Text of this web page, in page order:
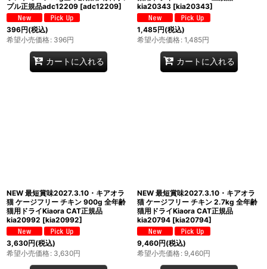
プル正規品adc12209 [adc12209]
396円(税込)
希望小売価格: 396円
カートに入れる
kia20343 [kia20343]
1,485円(税込)
希望小売価格: 1,485円
カートに入れる
NEW 最短賞味2027.3.10・キアオラ
猫 ケージフリー チキン 900g 全年齢
猫用ドライKiaora CAT正規品
kia20992 [kia20992]
3,630円(税込)
希望小売価格: 3,630円
NEW 最短賞味2027.3.10・キアオラ
猫 ケージフリー チキン 2.7kg 全年齢
猫用ドライKiaora CAT正規品
kia20794 [kia20794]
9,460円(税込)
希望小売価格: 9,460円